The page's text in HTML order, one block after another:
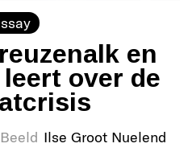
en
over de
Beeld Ilse Groot Nuelend